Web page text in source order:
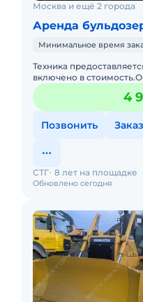
Москва и ещё 2 города
Аренда
Минимальное время
Техника
включено в
экипаж.Своевременное
закрывающих
4
Позвонить
Обновлено сегодня
СТГ 8 лет на площадке